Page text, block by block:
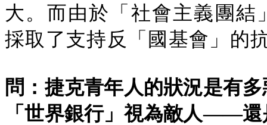
大。而由於「社會主義團結
採取了支持反「國基會」的
問：捷克青年人的狀況是有
「世界銀行」視為敵人——